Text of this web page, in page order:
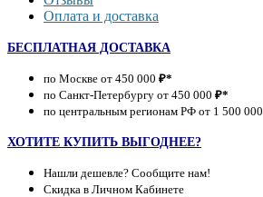
Оплата и доставка
БЕСПЛАТНАЯ ДОСТАВКА
по Москве от 450 000 ₽*
по Санкт-Петербургу от 450 000 ₽*
по центральным регионам РФ от 1 500 000
ХОТИТЕ КУПИТЬ ВЫГОДНЕЕ?
Нашли дешевле? Сообщите нам!
Скидка в Личном Кабинете